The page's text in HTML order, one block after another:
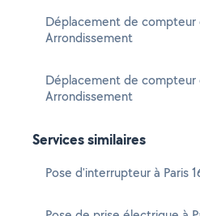
Déplacement de compteur
Arrondissement
Déplacement de compteur
Arrondissement
Services similaires
Pose d'interrupteur à Paris